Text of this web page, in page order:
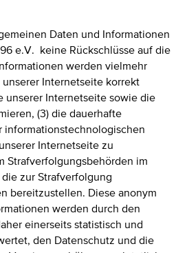
Daten und Informationen
e.V. keine Rückschlüsse auf die
werden vielmehr
Internetseite korrekt
unserer Internetseite sowie die
(3) die dauerhafte
Internetseite zu
Strafverfolgungsbehörden im
zur Strafverfolgung
bereitzustellen. Diese anonym
werden durch den
einerseits statistisch und
den Datenschutz und die